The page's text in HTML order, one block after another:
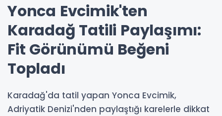
Yonca Evcimik'ten
Karadağ Tatili Paylaşımı:
Fit Görünümü Beğeni
Topladı
Karadağ'da tatil yapan Yonca Evcimik,
Adriyatik Denizi'nden paylaştığı karelerle dikkat